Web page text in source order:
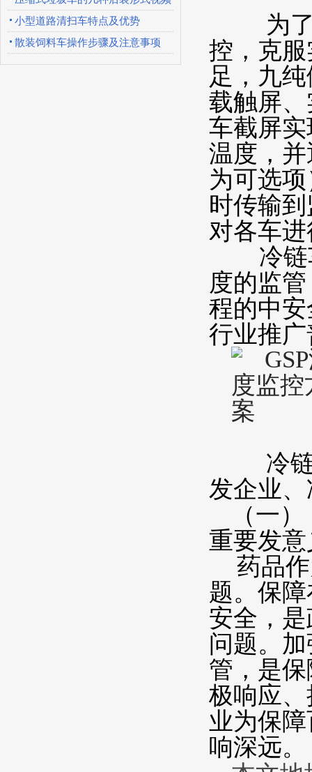
展示
小型道路清扫车特点及优势
散装饲料车操作步骤及注意事项
为了
控，克
足，九
载触屏
车截屏
温度，
为可选
时传输
对各车
冷链
度的监
程的中
行业推
冷链
发企业
（一
重要发意
药品作
题。保
安全，
问题。
管，是
极响应
业为保
响深远